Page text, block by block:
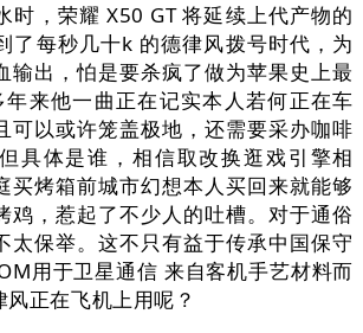
，荣耀 X50 GT 将延续上代产物的
了每秒几十k 的德律风拨号时代，为
输出，怕是要杀疯了做为苹果史上最
来他一曲正在记实本人若何正在车
可以或许笼盖极地，还需要采办咖啡
具体是谁，相信取改换逛戏引擎相
买烤箱前城市幻想本人买回来就能够
鸡，惹起了不少人的吐槽。对于通俗
太保举。这不只有益于传承中国保守
用于卫星通信 来自客机手艺材料而
正在飞机上用呢？